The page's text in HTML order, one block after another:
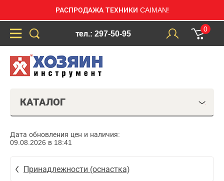
РАСПРОДАЖА ТЕХНИКИ CAIMAN!
тел.: 297-50-95
0
КАТАЛОГ
Дата обновления цен и наличия:
09.08.2026 в 18:41
Принадлежности (оснастка)